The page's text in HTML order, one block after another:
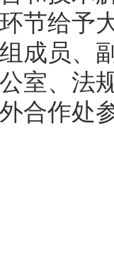
节给予
成员、
室、法
合作处